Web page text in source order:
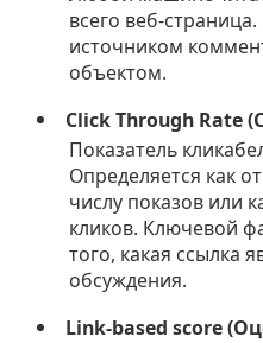
всего веб-
источником
объектом.
Click Through Rate
Показатель
Определяется как
числу показов или
кликов. Ключевой
того, какая ссылка
обсуждения.
Link-based score